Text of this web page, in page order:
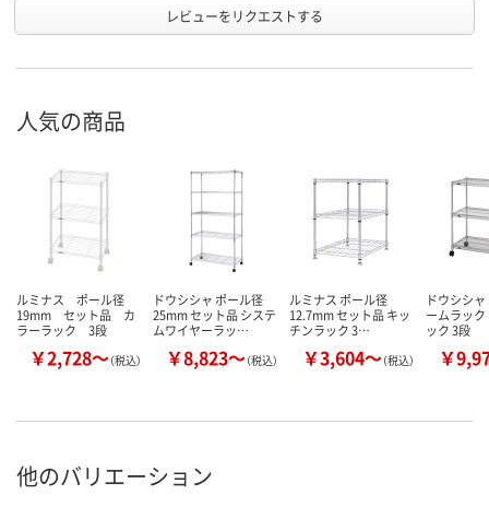
レビューをリクエストする
人気の商品
ルミナス ポール径
19mm セット品 カ
ラーラック 3段
￥2,728～（税込）
ドウシシャ ポール径
25mm セット品 システ
ムワイヤーラッ…
￥8,823～（税込）
ルミナス ポール径
12.7mm セット品 キッ
チンラック 3…
￥3,604～（税込）
ドウシシ
ームラッ
ック 3段
￥
他のバリエーション